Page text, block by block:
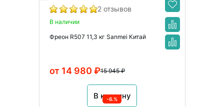
2 отзывов
В наличии
Фреон R507 11,3 кг Sanmei Китай
15 945 ₽
от 14 980 ₽
В корзину
-6.%